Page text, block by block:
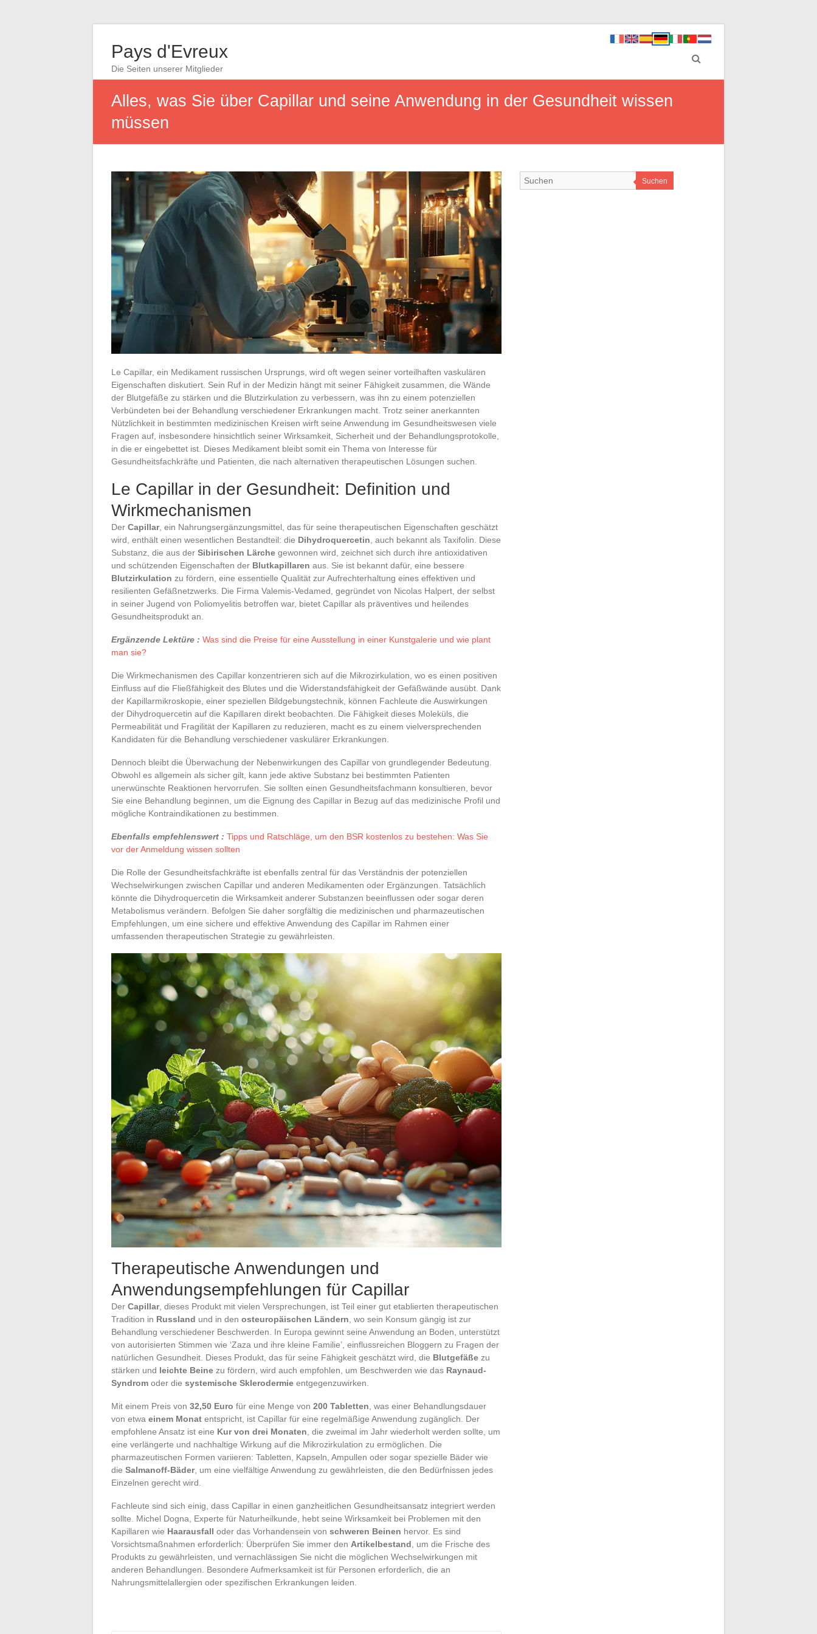
Pays d'Evreux
Die Seiten unserer Mitglieder
Alles, was Sie über Capillar und seine Anwendung in der Gesundheit wissen
müssen
Le Capillar, ein Medikament russischen Ursprungs, wird oft wegen seiner vorteilhaften vaskulären
Eigenschaften diskutiert. Sein Ruf in der Medizin hängt mit seiner Fähigkeit zusammen, die Wände
der Blutgefäße zu stärken und die Blutzirkulation zu verbessern, was ihn zu einem potenziellen
Verbündeten bei der Behandlung verschiedener Erkrankungen macht. Trotz seiner anerkannten
Nützlichkeit in bestimmten medizinischen Kreisen wirft seine Anwendung im Gesundheitswesen viele
Fragen auf, insbesondere hinsichtlich seiner Wirksamkeit, Sicherheit und der Behandlungsprotokolle,
in die er eingebettet ist. Dieses Medikament bleibt somit ein Thema von Interesse für
Gesundheitsfachkräfte und Patienten, die nach alternativen therapeutischen Lösungen suchen.
Le Capillar in der Gesundheit: Definition und
Wirkmechanismen
Der Capillar, ein Nahrungsergänzungsmittel, das für seine therapeutischen Eigenschaften geschätzt
wird, enthält einen wesentlichen Bestandteil: die Dihydroquercetin , auch bekannt als Taxifolin. Diese
Substanz, die aus der Sibirischen Lärche gewonnen wird, zeichnet sich durch ihre antioxidativen
und schützenden Eigenschaften der Blutkapillaren aus. Sie ist bekannt dafür, eine bessere
Blutzirkulation zu fördern, eine essentielle Qualität zur Aufrechterhaltung eines effektiven und
resilienten Gefäßnetzwerks. Die Firma Valemis-Vedamed, gegründet von Nicolas Halpert, der selbst
in seiner Jugend von Poliomyelitis betroffen war, bietet Capillar als präventives und heilendes
Gesundheitsprodukt an.
Ergänzende Lektüre : Was sind die Preise für eine Ausstellung in einer Kunstgalerie und wie plant
man sie?
Die Wirkmechanismen des Capillar konzentrieren sich auf die Mikrozirkulation, wo es einen positiven
Einfluss auf die Fließfähigkeit des Blutes und die Widerstandsfähigkeit der Gefäßwände ausübt. Dank
der Kapillarmikroskopie, einer speziellen Bildgebungstechnik, können Fachleute die Auswirkungen
der Dihydroquercetin auf die Kapillaren direkt beobachten. Die Fähigkeit dieses Moleküls, die
Permeabilität und Fragilität der Kapillaren zu reduzieren, macht es zu einem vielversprechenden
Kandidaten für die Behandlung verschiedener vaskulärer Erkrankungen.
Dennoch bleibt die Überwachung der Nebenwirkungen des Capillar von grundlegender Bedeutung.
Obwohl es allgemein als sicher gilt, kann jede aktive Substanz bei bestimmten Patienten
unerwünschte Reaktionen hervorrufen. Sie sollten einen Gesundheitsfachmann konsultieren, bevor
Sie eine Behandlung beginnen, um die Eignung des Capillar in Bezug auf das medizinische Profil und
mögliche Kontraindikationen zu bestimmen.
Ebenfalls empfehlenswert : Tipps und Ratschläge, um den BSR kostenlos zu bestehen: Was Sie
vor der Anmeldung wissen sollten
Die Rolle der Gesundheitsfachkräfte ist ebenfalls zentral für das Verständnis der potenziellen
Wechselwirkungen zwischen Capillar und anderen Medikamenten oder Ergänzungen. Tatsächlich
könnte die Dihydroquercetin die Wirksamkeit anderer Substanzen beeinflussen oder sogar deren
Metabolismus verändern. Befolgen Sie daher sorgfältig die medizinischen und pharmazeutischen
Empfehlungen, um eine sichere und effektive Anwendung des Capillar im Rahmen einer
umfassenden therapeutischen Strategie zu gewährleisten.
Therapeutische Anwendungen und
Anwendungsempfehlungen für Capillar
Der Capillar, dieses Produkt mit vielen Versprechungen, ist Teil einer gut etablierten therapeutischen
Tradition in Russland und in den osteuropäischen Ländern , wo sein Konsum gängig ist zur
Behandlung verschiedener Beschwerden. In Europa gewinnt seine Anwendung an Boden, unterstützt
von autorisierten Stimmen wie ‘Zaza und ihre kleine Familie’, einflussreichen Bloggern zu Fragen der
natürlichen Gesundheit. Dieses Produkt, das für seine Fähigkeit geschätzt wird, die Blutgefäße zu
stärken und leichte Beine zu fördern, wird auch empfohlen, um Beschwerden wie das Raynaud-
Syndrom oder die systemische Sklerodermie entgegenzuwirken.
Mit einem Preis von 32,50 Euro für eine Menge von 200 Tabletten , was einer Behandlungsdauer
von etwa einem Monat entspricht, ist Capillar für eine regelmäßige Anwendung zugänglich. Der
empfohlene Ansatz ist eine Kur von drei Monaten , die zweimal im Jahr wiederholt werden sollte, um
eine verlängerte und nachhaltige Wirkung auf die Mikrozirkulation zu ermöglichen. Die
pharmazeutischen Formen variieren: Tabletten, Kapseln, Ampullen oder sogar spezielle Bäder wie
die Salmanoff-Bäder, um eine vielfältige Anwendung zu gewährleisten, die den Bedürfnissen jedes
Einzelnen gerecht wird.
Fachleute sind sich einig, dass Capillar in einen ganzheitlichen Gesundheitsansatz integriert werden
sollte. Michel Dogna, Experte für Naturheilkunde, hebt seine Wirksamkeit bei Problemen mit den
Kapillaren wie Haarausfall oder das Vorhandensein von schweren Beinen hervor. Es sind
Vorsichtsmaßnahmen erforderlich: Überprüfen Sie immer den Artikelbestand , um die Frische des
Produkts zu gewährleisten, und vernachlässigen Sie nicht die möglichen Wechselwirkungen mit
anderen Behandlungen. Besondere Aufmerksamkeit ist für Personen erforderlich, die an
Nahrungsmittelallergien oder spezifischen Erkrankungen leiden.
Suchen